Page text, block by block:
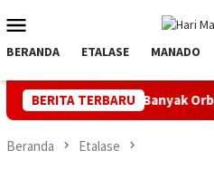
ke
kontenMobile
BERANDA ETALASE MANADO
BERITA TERBARU
Banyak Orbitkan Bibit Unggul
Beranda Etalase